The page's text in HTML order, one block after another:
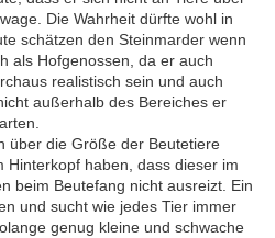
Die Wahrheit dürfte wohl in
schätzen den Steinmarder wenn
als Hofgenossen, da er auch
realistisch sein und auch
außerhalb des Bereiches er
über die Größe der Beutetiere
Hinterkopf haben, dass dieser im
beim Beutefang nicht ausreizt. Ein
und sucht wie jedes Tier immer
genug kleine und schwache